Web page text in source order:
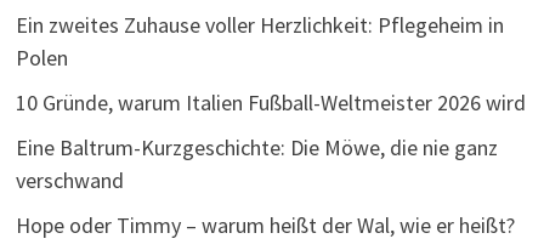
Ein zweites Zuhause voller Herzlichkeit: Pflegeheim in
Polen
10 Gründe, warum Italien Fußball-Weltmeister 2026 wird
Eine Baltrum-Kurzgeschichte: Die Möwe, die nie ganz
verschwand
Hope oder Timmy – warum heißt der Wal, wie er heißt?